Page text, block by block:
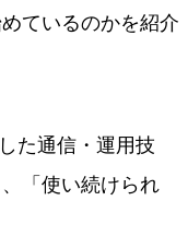
ているのかを紹介
た通信・運用技
「使い続けられ